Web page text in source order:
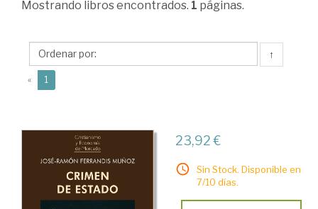
Ferrandis
José-
Ramón
Mostrando libros encontrados. 1 páginas.
↑
« 1
23,92 €
Sin Stock. Disponible en
7/10 días.